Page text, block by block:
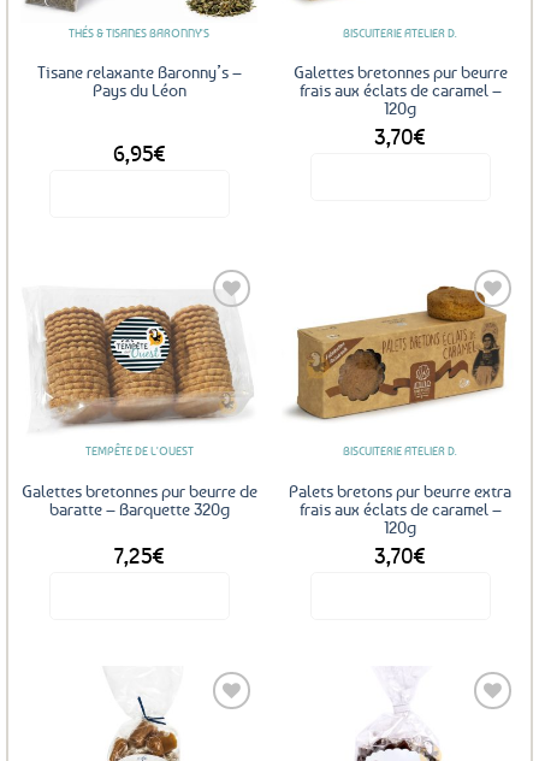
être
choisies
sur
THÉS & TISANES BARONNY'S
Tisane relaxante Baronny’s –
Pays du Léon
6,95€
plusieurs
variations.
options
peuvent
sur
BISCUITERIE ATELIER D.
Galettes bretonnes pur beurre
frais aux éclats de caramel –
120g
3,70€
Ajouter
aux
favoris
TEMPÊTE DE L'OUEST
Galettes bretonnes pur beurre de
baratte – Barquette 320g
7,25€
Ajouter
aux
favoris
BISCUITERIE ATELIER D.
Palets bretons pur beurre extra
frais aux éclats de caramel –
120g
3,70€